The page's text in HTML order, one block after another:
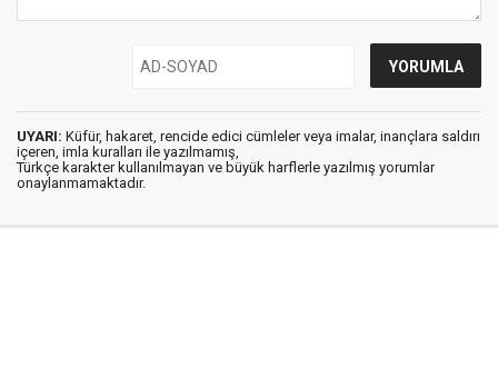
UYARI: Küfür, hakaret, rencide edici cümleler veya imalar, inançlara saldırı
içeren, imla kuralları ile yazılmamış,
Türkçe karakter kullanılmayan ve büyük harflerle yazılmış yorumlar
onaylanmamaktadır.